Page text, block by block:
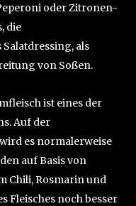
oder Zitronen-
die
als
von Soßen.
ist eines der
Auf der
es normalerweise
auf Basis von
Chili, Rosmarin und
Fleisches noch besser